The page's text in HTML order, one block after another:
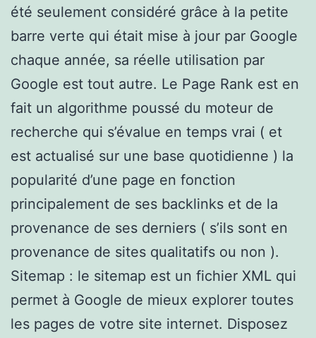
été seulement considéré grâce à la petite
barre verte qui était mise à jour par Google
chaque année, sa réelle utilisation par
Google est tout autre. Le Page Rank est en
fait un algorithme poussé du moteur de
recherche qui s’évalue en temps vrai ( et
est actualisé sur une base quotidienne ) la
popularité d’une page en fonction
principalement de ses backlinks et de la
provenance de ses derniers ( s’ils sont en
provenance de sites qualitatifs ou non ).
Sitemap : le sitemap est un fichier XML qui
permet à Google de mieux explorer toutes
les pages de votre site internet. Disposez